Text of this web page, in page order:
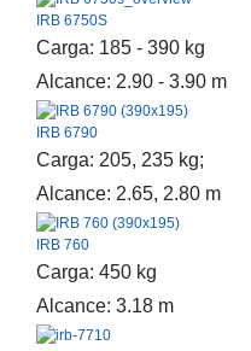
IRB 6750S
Carga: 185 - 390 kg
Alcance: 2.90 - 3.90 m
IRB 6790
Carga: 205, 235 kg;
Alcance: 2.65, 2.80 m
IRB 760
Carga: 450 kg
Alcance: 3.18 m